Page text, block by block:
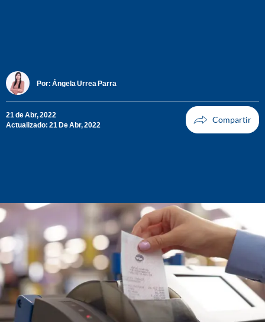
Por: Ángela Urrea Parra
21 de Abr, 2022
Actualizado: 21 De Abr, 2022